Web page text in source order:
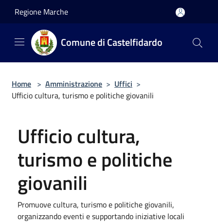
Regione Marche
Comune di Castelfidardo
Home > Amministrazione > Uffici >
Ufficio cultura, turismo e politiche giovanili
Ufficio cultura,
turismo e politiche
giovanili
Promuove cultura, turismo e politiche giovanili,
organizzando eventi e supportando iniziative locali